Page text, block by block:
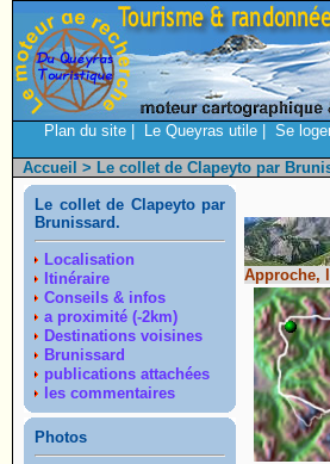
Plan du site Le Queyras utile Se
Accueil > Le collet de Clapeyto par
Le collet de Clapeyto par
Brunissard.
Localisation
Itinéraire
Conseils & infos
a proximité (-2km)
Destinations voisines
Brunissard
publications attachées
les commentaires
Photos
Approche,